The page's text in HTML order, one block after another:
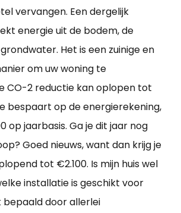
vervangen. Een dergelijk
energie uit de bodem, de
Het is een zuinige en
om uw woning te
CO-2 reductie kan oplopen tot
bespaart op de energierekening,
op jaarbasis. Ga je dit jaar nog
Goed nieuws, want dan krijg je
tot €2.100. Is mijn huis wel
installatie is geschikt voor
bepaald door allerlei